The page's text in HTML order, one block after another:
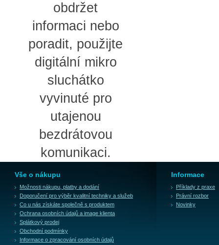
obdržet
informaci nebo
poradit, použijte
digitální mikro
sluchátko
vyvinuté pro
utajenou
bezdrátovou
komunikaci.
Vše o nákupu
Možnosti nákupu, platby a dodání
Doporučení pro výběr kvalitní techniky a služeb
Co u nás získáte společně s produktem
Ochrana osobních údajů a image klienta
Splátkový prodej
Obchodní podmínky
Informace o zpracování osobních údajů
Informace
Příklady z praxe
Právní rozbor
Novinky